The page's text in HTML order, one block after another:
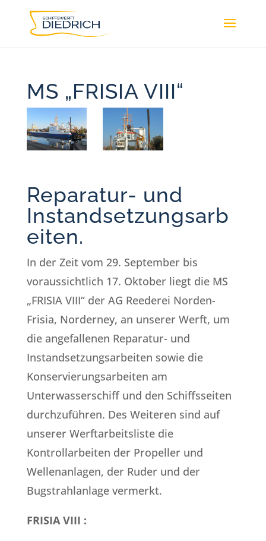
MS „FRISIA VIII“
Reparatur- und
Instandsetzungsarb
eiten.
In der Zeit vom 29. September bis
voraussichtlich 17. Oktober liegt die MS
„FRISIA VIII“ der AG Reederei Norden-
Frisia, Norderney, an unserer Werft, um
die angefallenen Reparatur- und
Instandsetzungsarbeiten sowie die
Konservierungsarbeiten am
Unterwasserschiff und den Schiffsseiten
durchzuführen. Des Weiteren sind auf
unserer Werftarbeitsliste die
Kontrollarbeiten der Propeller und
Wellenanlagen, der Ruder und der
Bugstrahlanlage vermerkt.
FRISIA VIII :